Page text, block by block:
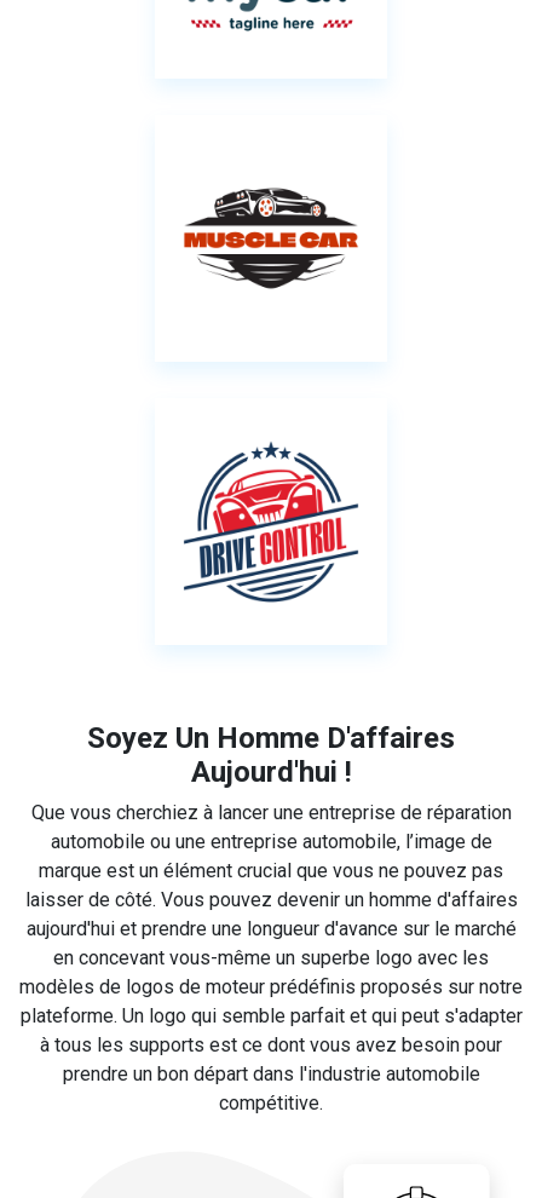
Soyez Un Homme D'affaires
Aujourd'hui !
Que vous cherchiez à lancer une entreprise de réparation
automobile ou une entreprise automobile, l’image de
marque est un élément crucial que vous ne pouvez pas
laisser de côté. Vous pouvez devenir un homme d'affaires
aujourd'hui et prendre une longueur d'avance sur le marché
en concevant vous-même un superbe logo avec les
modèles de logos de moteur prédéfinis proposés sur notre
plateforme. Un logo qui semble parfait et qui peut s'adapter
à tous les supports est ce dont vous avez besoin pour
prendre un bon départ dans l'industrie automobile
compétitive.